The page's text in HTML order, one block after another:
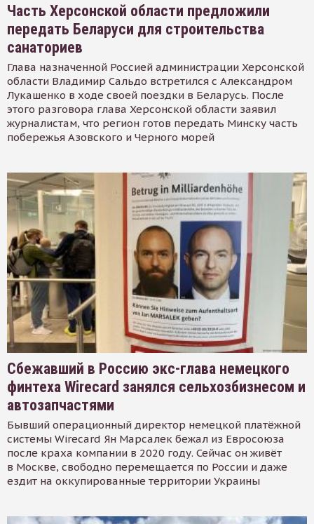
Часть Херсонской области предложили
передать Беларуси для строительства
санаториев
Глава назначенной Россией администрации Херсонской
области Владимир Сальдо встретился с Александром
Лукашенко в ходе своей поездки в Беларусь. После
этого разговора глава Херсонской области заявил
журналистам, что регион готов передать Минску часть
побережья Азовского и Черного морей
Сбежавший в Россию экс-глава немецкого
финтеха Wirecard занялся сельхозбизнесом и
автозапчастями
Бывший операционный директор немецкой платёжной
системы Wirecard Ян Марсалек бежал из Евросоюза
после краха компании в 2020 году. Сейчас он живёт
в Москве, свободно перемещается по России и даже
ездит на оккупированные территории Украины